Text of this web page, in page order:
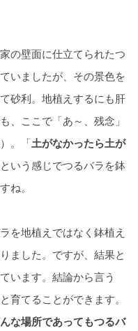
の壁面に仕立てられたつ
いましたが、その景色を
砂利。地植えするにも肝
、ここで「あ～、残念」
。「土がなかったら土が
という感じでつるバラを鉢
ね。
を地植えではなく鉢植え
ました。ですが、結果と
います。結論から言う
育てることができます。
な場所であってもつるバ